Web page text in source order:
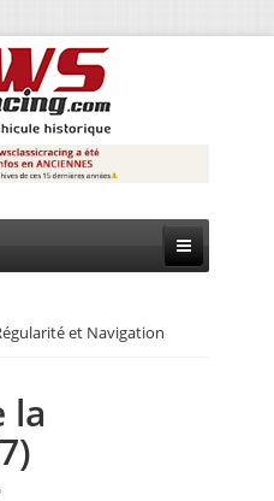
et Navigation
la